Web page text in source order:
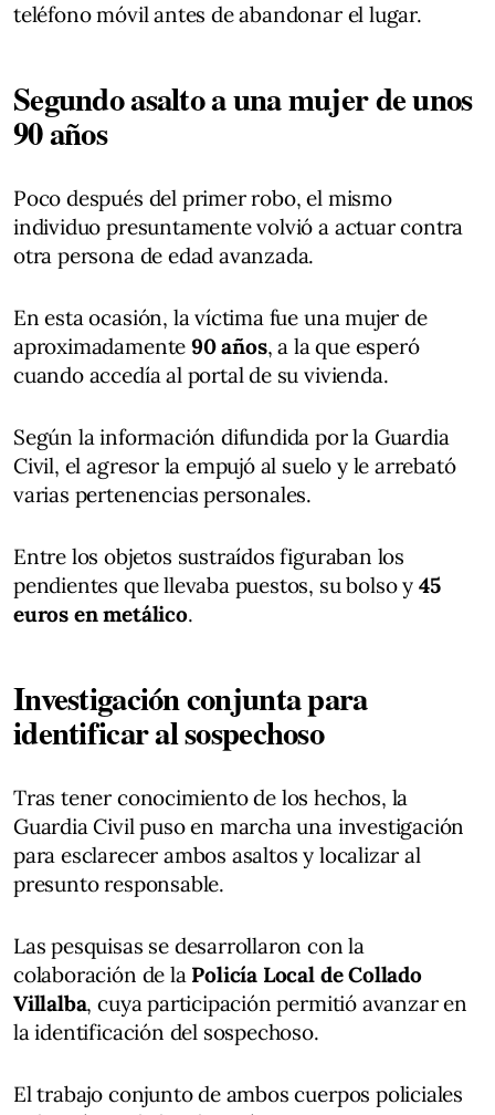
teléfono móvil antes de abandonar el lugar.
Segundo asalto a una mujer de unos
90 años
Poco después del primer robo, el mismo
individuo presuntamente volvió a actuar contra
otra persona de edad avanzada.
En esta ocasión, la víctima fue una mujer de
aproximadamente 90 años, a la que esperó
cuando accedía al portal de su vivienda.
Según la información difundida por la Guardia
Civil, el agresor la empujó al suelo y le arrebató
varias pertenencias personales.
Entre los objetos sustraídos figuraban los
pendientes que llevaba puestos, su bolso y 45
euros en metálico.
Investigación conjunta para
identificar al sospechoso
Tras tener conocimiento de los hechos, la
Guardia Civil puso en marcha una investigación
para esclarecer ambos asaltos y localizar al
presunto responsable.
Las pesquisas se desarrollaron con la
colaboración de la Policía Local de Collado
Villalba, cuya participación permitió avanzar en
la identificación del sospechoso.
El trabajo conjunto de ambos cuerpos policiales